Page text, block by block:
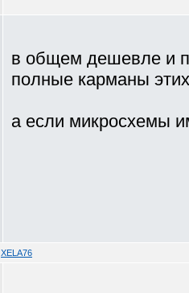
в общем дешевле и
полные карманы
а если микросхемы
XELA76